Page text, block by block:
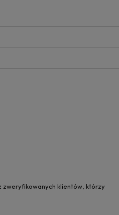
zweryfikowanych klientów, którzy